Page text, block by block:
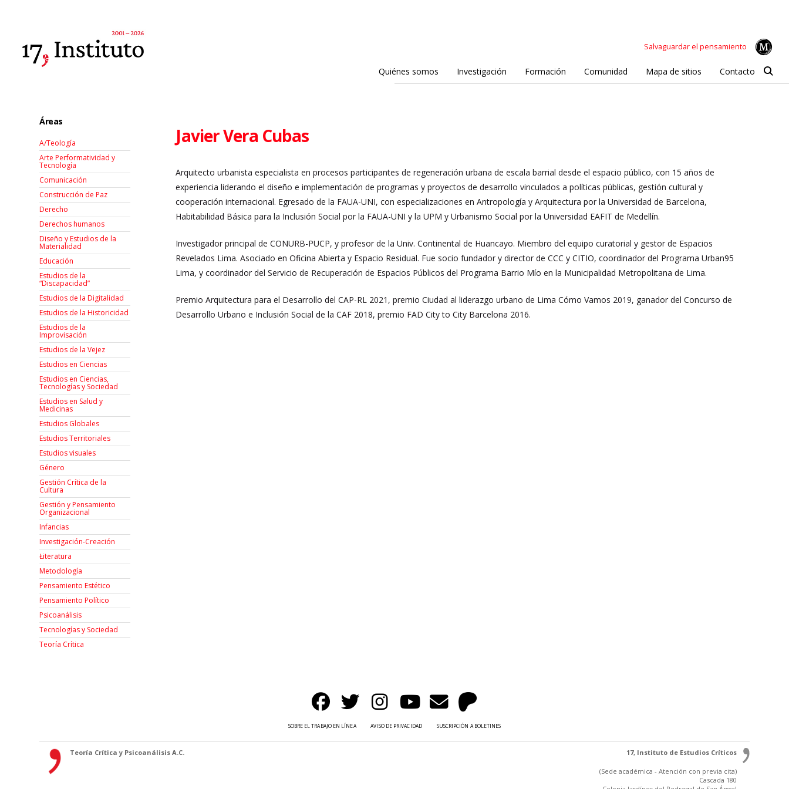
Salvaguardar el pensamiento
Quiénes somos Investigación Formación Comunidad Mapa de sitios Contacto
Javier Vera Cubas
Arquitecto urbanista especialista en procesos participantes de regeneración urbana de escala barrial desde el espacio público, con 15 años de
experiencia liderando el diseño e implementación de programas y proyectos de desarrollo vinculados a políticas públicas, gestión cultural y
cooperación internacional. Egresado de la FAUA-UNI, con especializaciones en Antropología y Arquitectura por la Universidad de Barcelona,
Habitabilidad Básica para la Inclusión Social por la FAUA-UNI y la UPM y Urbanismo Social por la Universidad EAFIT de Medellín.
Investigador principal de CONURB-PUCP, y profesor de la Univ. Continental de Huancayo. Miembro del equipo curatorial y gestor de Espacios
Revelados Lima. Asociado en Oficina Abierta y Espacio Residual. Fue socio fundador y director de CCC y CITIO, coordinador del Programa Urban95
Lima, y coordinador del Servicio de Recuperación de Espacios Públicos del Programa Barrio Mío en la Municipalidad Metropolitana de Lima.
Premio Arquitectura para el Desarrollo del CAP-RL 2021, premio Ciudad al liderazgo urbano de Lima Cómo Vamos 2019, ganador del Concurso de
Desarrollo Urbano e Inclusión Social de la CAF 2018, premio FAD City to City Barcelona 2016.
Áreas
A/Teología
Arte Performatividad y
Tecnología
Comunicación
Construcción de Paz
Derecho
Derechos humanos
Diseño y Estudios de la
Materialidad
Educación
Estudios de la
“Discapacidad”
Estudios de la Digitalidad
Estudios de la Historicidad
Estudios de la
Improvisación
Estudios de la Vejez
Estudios en Ciencias
Estudios en Ciencias,
Tecnologías y Sociedad
Estudios en Salud y
Medicinas
Estudios Globales
Estudios Territoriales
Estudios visuales
Género
Gestión Crítica de la
Cultura
Gestión y Pensamiento
Organizacional
Infancias
Investigación-Creación
Łiteratura
Metodología
Pensamiento Estético
Pensamiento Político
Psicoanálisis
Tecnologías y Sociedad
Teoría Crítica
SOBRE EL TRABAJO EN LÍNEA AVISO DE PRIVACIDAD SUSCRIPCIÓN A BOLETINES
Teoría Crítica y Psicoanálisis A.C. 17, Instituto de Estudios Críticos
(Sede académica - Atención con previa cita)
Cascada 180